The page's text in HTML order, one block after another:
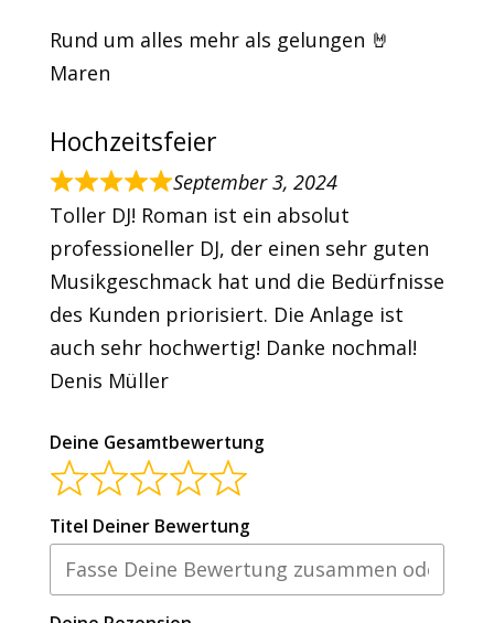
Rund um alles mehr als gelungen 🤘
Maren
Hochzeitsfeier
September 3, 2024
Toller DJ! Roman ist ein absolut
professioneller DJ, der einen sehr guten
Musikgeschmack hat und die Bedürfnisse
des Kunden priorisiert. Die Anlage ist
auch sehr hochwertig! Danke nochmal!
Denis Müller
Deine Gesamtbewertung
Titel Deiner Bewertung